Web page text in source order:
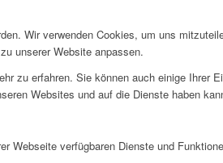
Wir verwenden Cookies, um uns
unserer Website anpassen.
zu erfahren. Sie können auch einige Ihrer
Websites und auf die Dienste haben
Webseite verfügbaren Dienste und